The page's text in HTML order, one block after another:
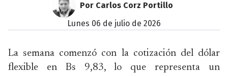
Por Carlos Corz Portillo
lunes 06 de julio de 2026
La semana comenzó con la cotización del dólar
flexible en Bs 9,83, lo que representa un